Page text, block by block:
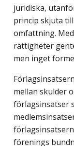
juridiska,
princip skjuta
omfattning.
rättigheter
men inget
mellan skulder
förlagsinsatser
förenings